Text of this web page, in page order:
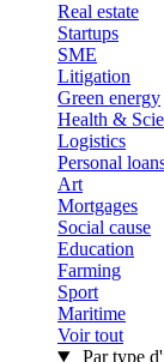
Real estate
Startups
SME
Litigation
Green energy
Health &
Logistics
Personal
Art
Mortgages
Social cause
Education
Farming
Sport
Maritime
Voir tout
Par type